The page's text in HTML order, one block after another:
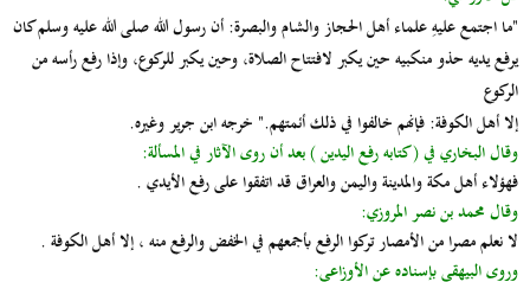
"ما اجتمع عليهِ علماء أهل الحجاز والشام والبصرة:أن رسول الله صلى الله عليه وسلم كان
يرفع يديه حذو منكبيه حين يكبر لافتتاح الصلاة، وحين يكبر للركوع، وإذا رفع رأسه من
الركوع
إلا أهل الكوفة: فإنهم خالفوا في ذلك أئمتهم." خرجه ابن جرير وغيره.
وقال البخاري في ( كتابه رفع اليدين ) بعد أن روى الآثار في المسألة:
فهؤلاء أهل مكة والمدينة واليمن والعراق قد اتفقوا على رفع الأيدي .
وقال محمد بن نصر المروزي:
لا نعلم مصرا من الأمصار تركوا الرفع بأجمعهم في الخفض والرفع منه ، إلا أهل الكوفة .
وروى البيهقي بإسناده عن الأوزاعي: